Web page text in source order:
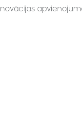
Inovācijas